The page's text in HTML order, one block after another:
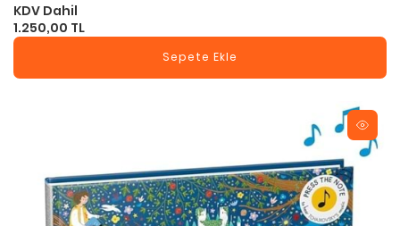
KDV Dahil
1.250,00 TL
Sepete Ekle